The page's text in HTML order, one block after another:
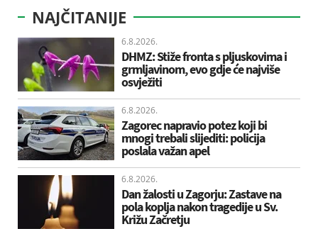
NAJČITANIJE
6.8.2026.
DHMZ: Stiže fronta s pljuskovima i
grmljavinom, evo gdje će najviše
osvježiti
6.8.2026.
Zagorec napravio potez koji bi
mnogi trebali slijediti: policija
poslala važan apel
6.8.2026.
Dan žalosti u Zagorju: Zastave na
pola koplja nakon tragedije u Sv.
Križu Začretju